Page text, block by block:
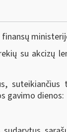
su akcizų
suteikiančius
gavimo dienos: